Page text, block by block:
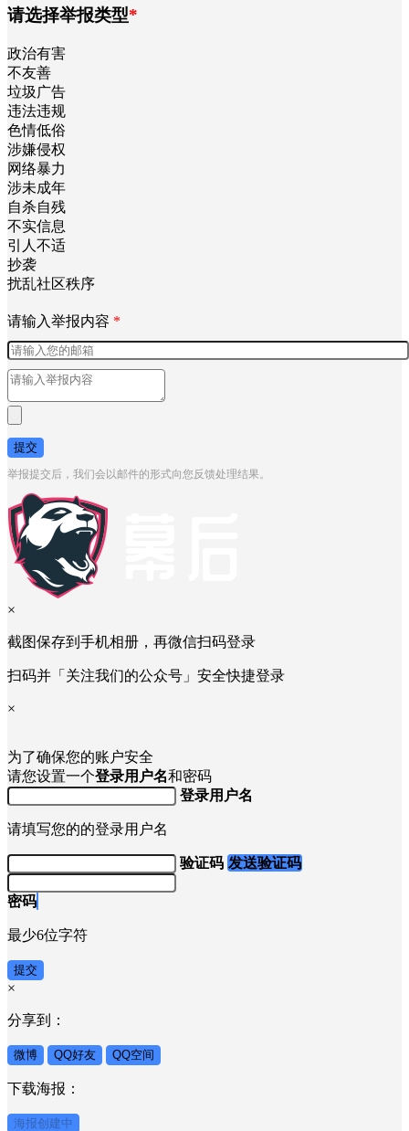
请选择举报类型*
政治有害
不友善
垃圾广告
违法违规
色情低俗
涉嫌侵权
网络暴力
涉未成年
自杀自残
不实信息
引人不适
抄袭
扰乱社区秩序
请输入举报内容 *
提交
举报提交后，我们会以邮件的形式向您反馈处理结果。
×
截图保存到手机相册，再微信扫码登录
扫码并「关注我们的公众号」安全快捷登录
×
为了确保您的账户安全
请您设置一个登录用户名和密码
登录用户名
请填写您的的登录用户名
验证码 发送验证码
密码
最少6位字符
提交
×
分享到：
微博 QQ好友 QQ空间
下载海报：
海报创建中